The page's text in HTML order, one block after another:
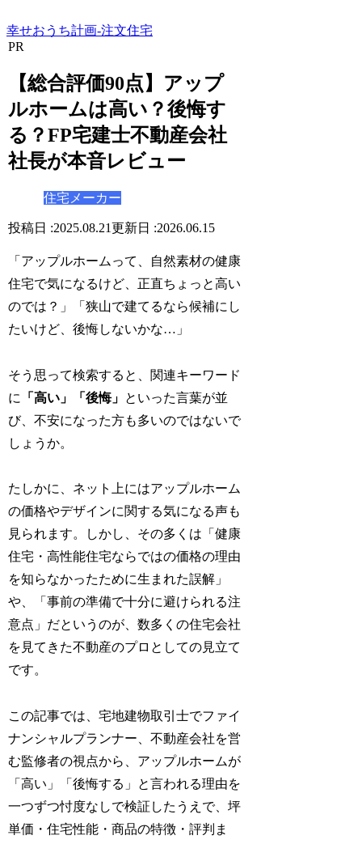
幸せおうち計画-注文住宅
PR
【総合評価90点】アップ
ルホームは高い？後悔す
る？FP宅建士不動産会社
社長が本音レビュー
住宅メーカー
2025.08.21 2026.06.15
「アップルホームって、自然素材の健康
住宅で気になるけど、正直ちょっと高い
のでは？」「狭山で建てるなら候補にし
たいけど、後悔しないかな…」
そう思って検索すると、関連キーワード
に
「高い」「後悔」 といった言葉が並
び、不安になった方も多いのではないで
しょうか。
たしかに、ネット上にはアップルホーム
の価格やデザインに関する気になる声も
見られます。しかし、その多くは「健康
住宅・高性能住宅ならではの価格の理由
を知らなかったために生まれた誤解」
や、「事前の準備で十分に避けられる注
意点」だというのが、数多くの住宅会社
を見てきた不動産のプロとしての見立て
です。
この記事では、宅地建物取引士でファイ
ナンシャルプランナー、不動産会社を営
む監修者の視点から、アップルホームが
「高い」「後悔する」と言われる理由を
一つずつ忖度なしで検証したうえで、坪
単価・住宅性能・商品の特徴・評判ま